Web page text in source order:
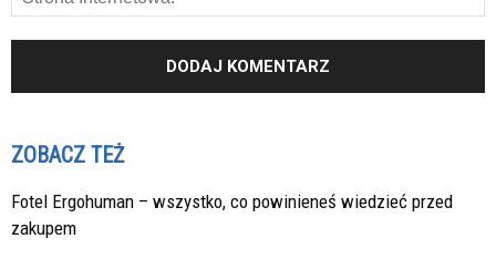
ZOBACZ TEŻ
Fotel Ergohuman – wszystko, co powinieneś wiedzieć przed
zakupem